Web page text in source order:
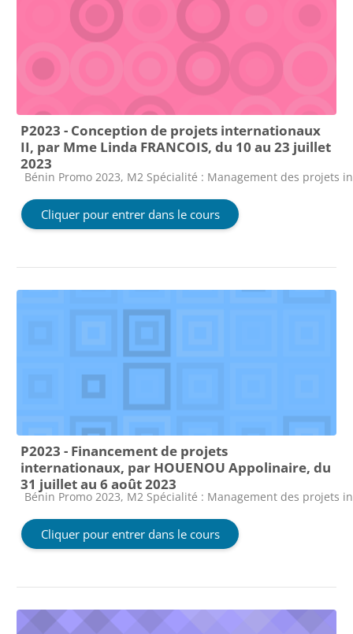
P2023 - Conception de projets internationaux
II, par Mme Linda FRANCOIS, du 10 au 23 juillet
2023
Catégorie de cours
Bénin Promo 2023, M2 Spécialité : Management des projets
Cliquer pour entrer dans le cours
P2023 - Financement de projets
internationaux, par HOUENOU Appolinaire, du
31 juillet au 6 août 2023
Catégorie de cours
Bénin Promo 2023, M2 Spécialité : Management des projets
Cliquer pour entrer dans le cours